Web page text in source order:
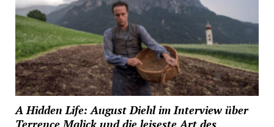
A Hidden Life: August Diehl im Interview über
Terrence Malick und die leiseste Art des